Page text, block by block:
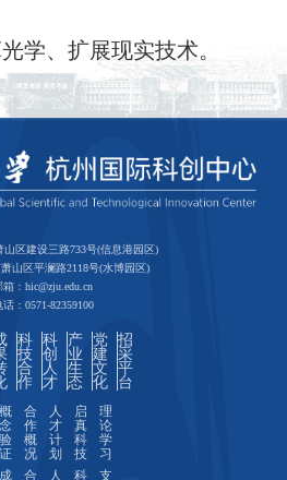
学、扩展现实技术。
山区建设三路733号(信息港园区)
山区平澜路2118号(水博园区)
箱：hic@zju.edu.cn
话：0571-82359100
概
念
验
证
成
科
技
合
作
合
作
概
况
合
科
创
人
才
人
才
计
划
人
产
业
生
态
启
真
科
技
科
党
建
文
化
理
论
学
习
支
招
采
平
台